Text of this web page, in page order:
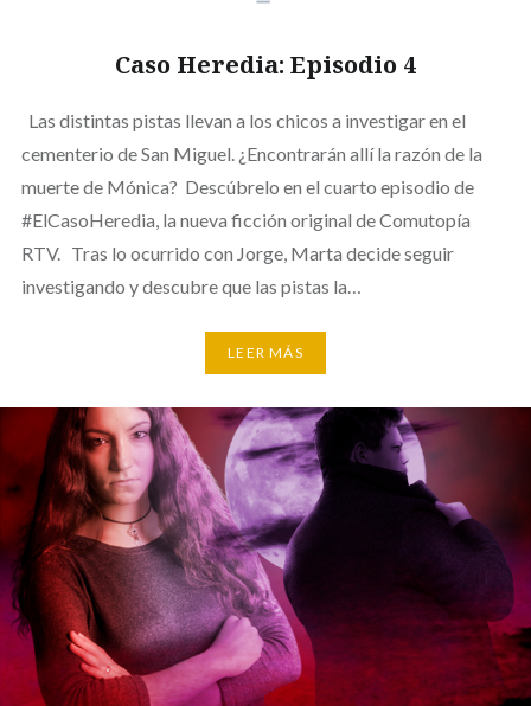
Caso Heredia: Episodio 4
Las distintas pistas llevan a los chicos a investigar en el
cementerio de San Miguel. ¿Encontrarán allí la razón de la
muerte de Mónica? Descúbrelo en el cuarto episodio de
#ElCasoHeredia, la nueva ficción original de Comutopía
RTV. Tras lo ocurrido con Jorge, Marta decide seguir
investigando y descubre que las pistas la…
LEER MÁS